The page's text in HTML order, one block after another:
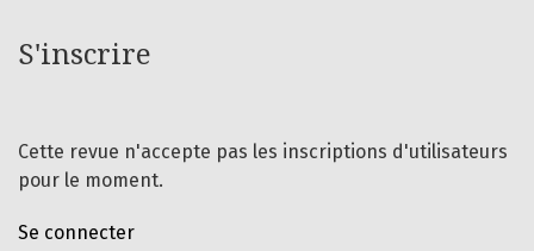
S'inscrire
Cette revue n'accepte pas les inscriptions d'utilisateurs
pour le moment.
Se connecter